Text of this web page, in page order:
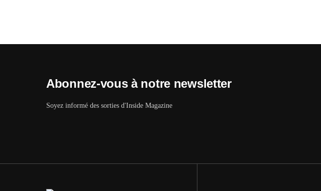
Abonnez-vous à notre newsletter
Soyez informé des sorties d'Inside Magazine